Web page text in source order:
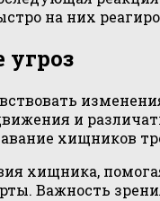
на них
угроз
и
хищников
хищника,
Важность